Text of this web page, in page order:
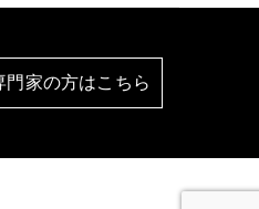
門家の方はこちら